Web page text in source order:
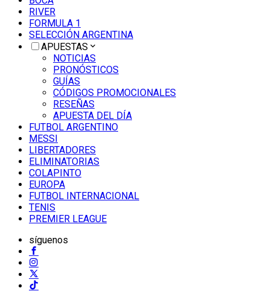
RIVER
FORMULA 1
SELECCIÓN ARGENTINA
APUESTAS
NOTICIAS
PRONÓSTICOS
GUÍAS
CÓDIGOS PROMOCIONALES
RESEÑAS
APUESTA DEL DÍA
FUTBOL ARGENTINO
MESSI
LIBERTADORES
ELIMINATORIAS
COLAPINTO
EUROPA
FUTBOL INTERNACIONAL
TENIS
PREMIER LEAGUE
síguenos